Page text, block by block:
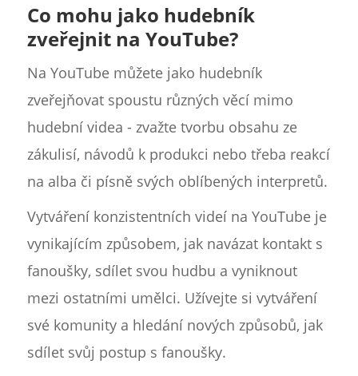
Co mohu jako hudebník
zveřejnit na YouTube?
Na YouTube můžete jako hudebník
zveřejňovat spoustu různých věcí mimo
hudební videa - zvažte tvorbu obsahu ze
zákulisí, návodů k produkci nebo třeba reakcí
na alba či písně svých oblíbených interpretů.
Vytváření konzistentních videí na YouTube je
vynikajícím způsobem, jak navázat kontakt s
fanoušky, sdílet svou hudbu a vyniknout
mezi ostatními umělci. Užívejte si vytváření
své komunity a hledání nových způsobů, jak
sdílet svůj postup s fanoušky.